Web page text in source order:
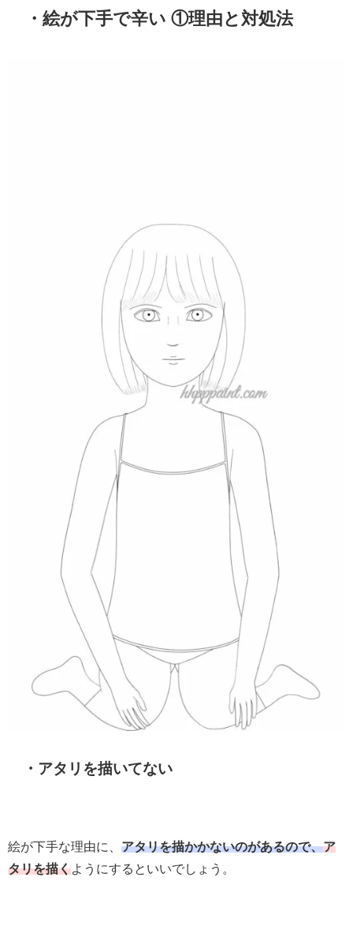
・絵が下手で辛い ①理由と対処法
・アタリを描いてない
絵が下手な理由に、 アタリを描かかないのがあるので、ア
タリを描くようにするといいでしょう。